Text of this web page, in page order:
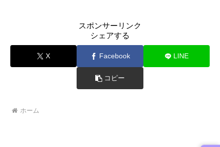
スポンサーリンク
シェアする
X Facebook LINE
コピー
ホーム